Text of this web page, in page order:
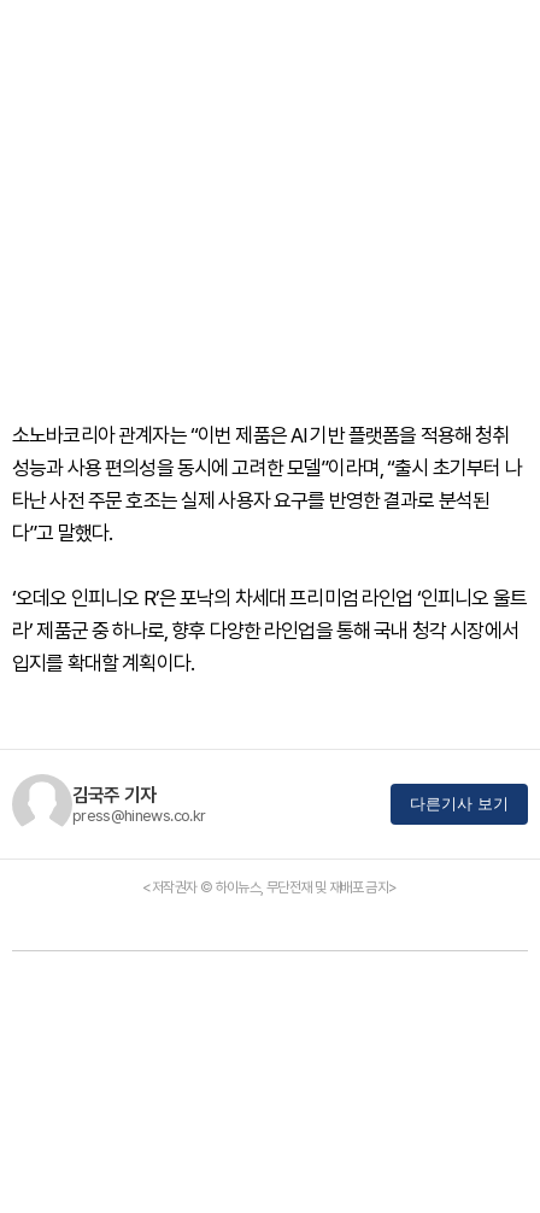
소노바코리아 관계자는 “이번 제품은 AI 기반 플랫폼을 적용해 청취
성능과 사용 편의성을 동시에 고려한 모델”이라며, “출시 초기부터 나
타난 사전 주문 호조는 실제 사용자 요구를 반영한 결과로 분석된
다”고 말했다.
‘오데오 인피니오 R’은 포낙의 차세대 프리미엄 라인업 ‘인피니오 울트
라’ 제품군 중 하나로, 향후 다양한 라인업을 통해 국내 청각 시장에서
입지를 확대할 계획이다.
김국주 기자
press@hinews.co.kr
다른기사 보기
<저작권자 © 하이뉴스, 무단전재 및 재배포 금지>